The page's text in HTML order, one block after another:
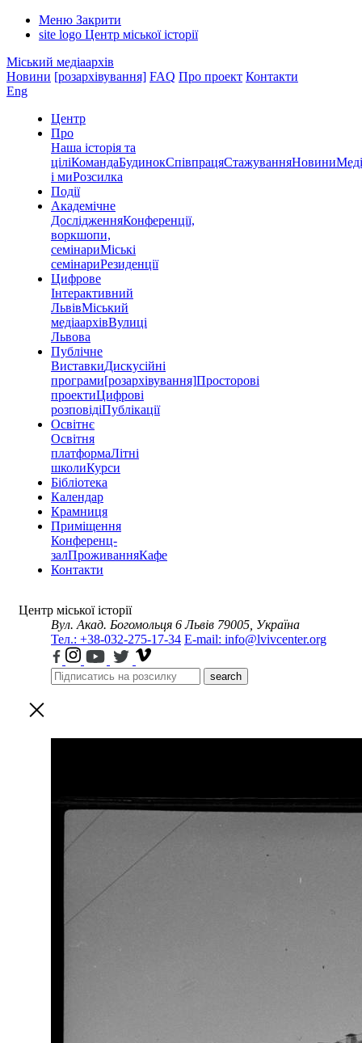
Меню Закрити
site logo Центр міської історії
Міський медіаархів
Новини [розархівування] FAQ Про проект Контакти
Eng
Центр
Про
Наша історія та
ціліКомандаБудинокСпівпрацяСтажуванняНовини
і миРозсилка
Події
Академічне
ДослідженняКонференції,
воркшопи,
семінариМіські
семінариРезиденції
Цифрове
Інтерактивний
ЛьвівМіський
медіаархівВулиці
Львова
Публічне
ВиставкиДискусійні
програми[розархівування]Просторові
проектиЦифрові
розповідіПублікації
Освітнє
Освітня
платформаЛітні
школиКурси
Бібліотека
Календар
Крамниця
Приміщення
Конференц-
залПроживанняКафе
Контакти
Центр міської історії
Вул. Акад. Богомольця 6 Львів 79005, Україна
Тел.: +38-032-275-17-34 E-mail: info@lvivcenter.org
search